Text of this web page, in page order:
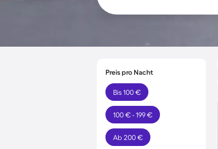
Preis pro Nacht
Bis 100 €
100 € - 199 €
Ab 200 €